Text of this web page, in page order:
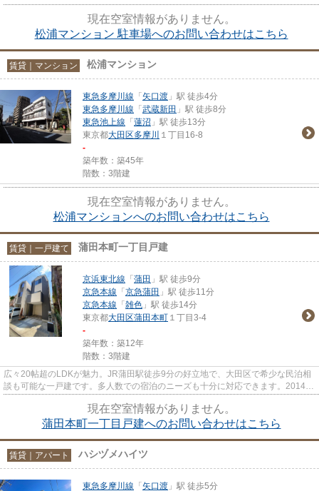
現在空室情報がありません。
松浦マンション 駐車場へのお問い合わせはこちら
賃貸｜マンション 松浦マンション
東急多摩川線 「 矢口渡 」駅 徒歩4分
東急多摩川線 「 武蔵新田 」駅 徒歩8分
東急池上線 「 蓮沼 」駅 徒歩13分
東京都大田区多摩川 １丁目16-8
-
築年数：築45年
階数：3階建
現在空室情報がありません。
松浦マンションへのお問い合わせはこちら
賃貸｜一戸建て 蒲田本町一丁目戸建
京浜東北線 「 蒲田 」駅 徒歩9分
京急本線 「 京急蒲田 」駅 徒歩11分
京急本線 「 雑色 」駅 徒歩14分
東京都大田区蒲田本町 １丁目3-4
-
築年数：築12年
階数：3階建
広々20帖超のLDKが魅力。JR蒲田駅徒歩9分の好立地で、大田区で希少な民泊相
談も可能な一戸建です。多人数での宿泊のニーズも十分に対応できます。2014年
現在空室情報がありません。
蒲田本町一丁目戸建へのお問い合わせはこちら
賃貸｜アパート ハシヅメハイツ
東急多摩川線 「 矢口渡 」駅 徒歩5分